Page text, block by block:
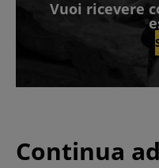
Vuoi ricevere
Continua